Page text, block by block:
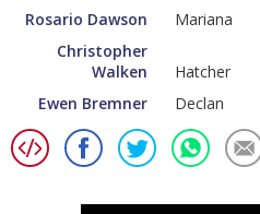
Rosario Dawson
Mariana
Christopher
Walken
Hatcher
Ewen Bremner
Declan